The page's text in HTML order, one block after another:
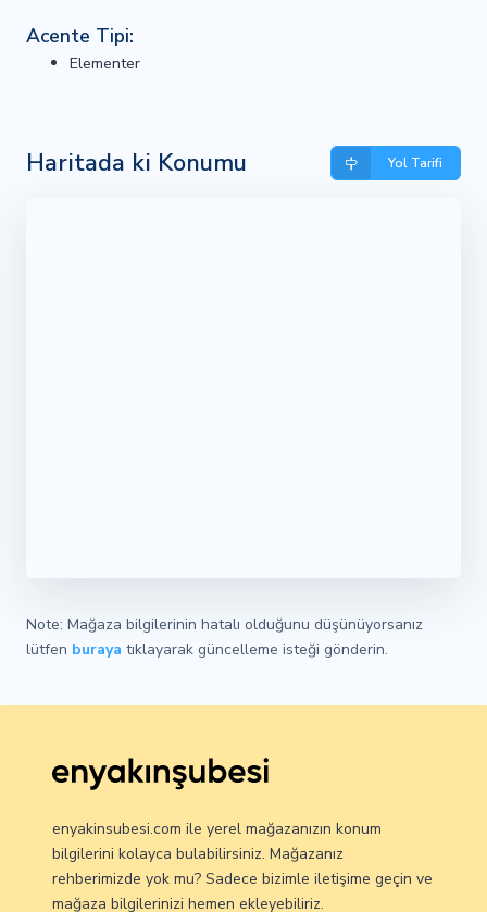
Acente Tipi:
Elementer
Haritada ki Konumu Yol Tarifi
Note: Mağaza bilgilerinin hatalı olduğunu düşünüyorsanız
lütfen buraya tıklayarak güncelleme isteği gönderin.
enyakinsubesi.com ile yerel mağazanızın konum
bilgilerini kolayca bulabilirsiniz. Mağazanız
rehberimizde yok mu? Sadece bizimle iletişime geçin ve
mağaza bilgilerinizi hemen ekleyebiliriz.